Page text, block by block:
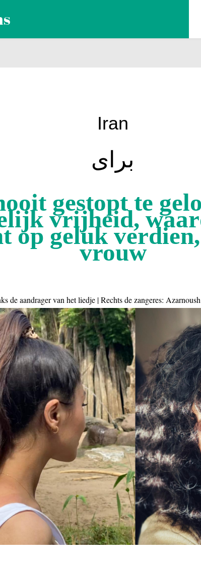
Iran
برای
gestopt te
vrijheid,
op geluk
vrouw
de aandrager van het liedje | Rechts de zangeres: